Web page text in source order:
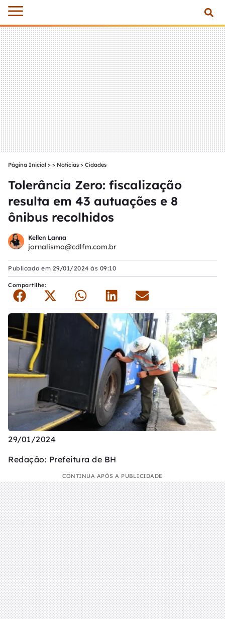
Página Inicial > Notícias > Cidades
Tolerância Zero: fiscalização
resulta em 43 autuações e 8
ônibus recolhidos
Kellen Lanna
jornalismo@cdlfm.com.br
Publicado em 29/01/2024 às 09:10
Compartilhe:
29/01/2024
Redação: Prefeitura de BH
CONTINUA APÓS A PUBLICIDADE